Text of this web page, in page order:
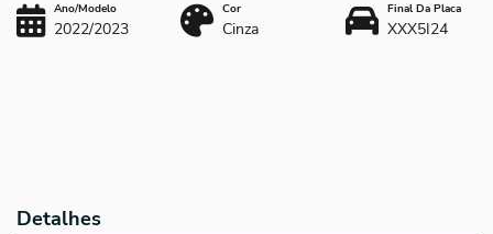
Ano/Modelo
2022/2023
Cor
Cinza
Final Da Placa
XXX5I24
Detalhes